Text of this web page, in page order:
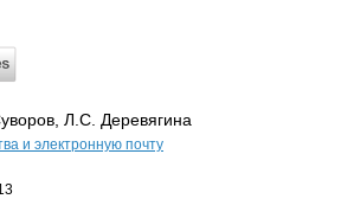
Л.С. Деревягина
и электронную почту